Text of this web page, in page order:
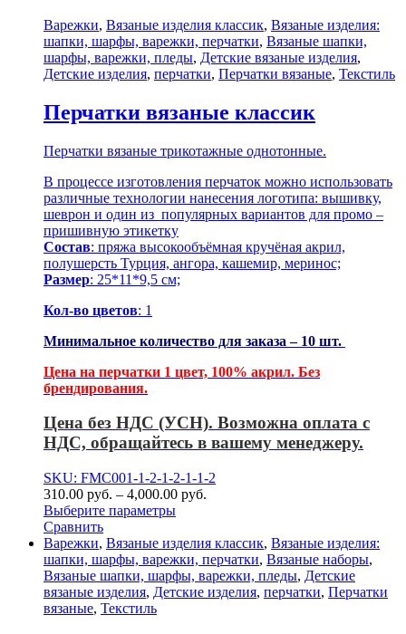
Варежки, Вязаные изделия классик, Вязаные изделия:
шапки, шарфы, варежки, перчатки, Вязаные шапки,
шарфы, варежки, пледы, Детские вязаные изделия,
Детские изделия, перчатки, Перчатки вязаные, Текстиль
Перчатки вязаные классик
Перчатки вязаные трикотажные однотонные.
В процессе изготовления перчаток можно использовать
различные технологии нанесения логотипа: вышивку,
шеврон и один из популярных вариантов для промо –
пришивную этикетку
Состав: пряжа высокообъёмная кручёная акрил,
полушерсть Турция, ангора, кашемир, меринос;
Размер: 25*11*9,5 см;
Кол-во цветов: 1
Минимальное количество для заказа – 10 шт.
Цена на перчатки 1 цвет, 100% акрил. Без
брендирования.
Цена без НДС (УСН). Возможна оплата с
НДС, обращайтесь в вашему менеджеру.
SKU: FMC001-1-2-1-2-1-1-2
310.00 руб. – 4,000.00 руб.
Выберите параметры
Сравнить
Варежки, Вязаные изделия классик, Вязаные изделия:
шапки, шарфы, варежки, перчатки, Вязаные наборы,
Вязаные шапки, шарфы, варежки, пледы, Детские
вязаные изделия, Детские изделия, перчатки, Перчатки
вязаные, Текстиль